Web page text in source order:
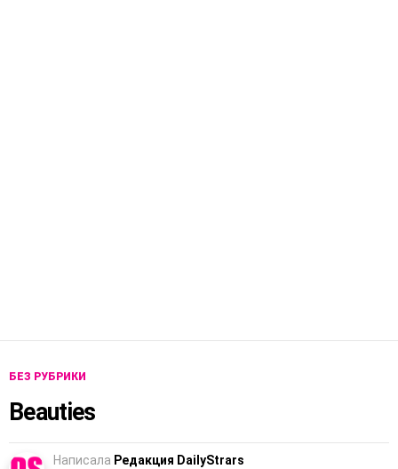
БЕЗ РУБРИКИ
Beauties
Написала Редакция DailyStrars